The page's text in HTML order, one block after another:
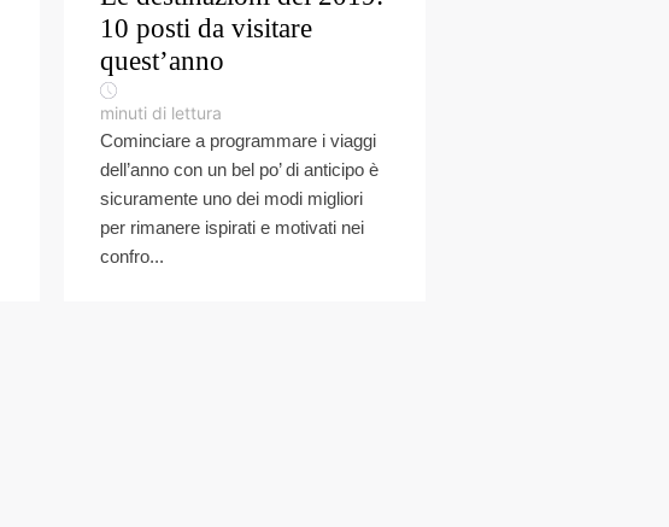
10 posti da visitare
quest’anno
minuti di lettura
Cominciare a programmare i viaggi
dell’anno con un bel po’ di anticipo è
sicuramente uno dei modi migliori
per rimanere ispirati e motivati nei
confro...